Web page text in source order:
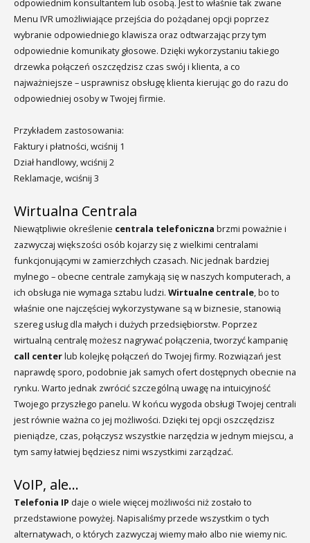
odpowiednim konsultantem lub osobą. Jest to właśnie tak zwane
Menu IVR umożliwiające przejścia do pożądanej opcji poprzez
wybranie odpowiedniego klawisza oraz odtwarzając przy tym
odpowiednie komunikaty głosowe. Dzięki wykorzystaniu takiego
drzewka połączeń oszczędzisz czas swój i klienta, a co
najważniejsze – usprawnisz obsługę klienta kierując go do razu do
odpowiedniej osoby w Twojej firmie.
Przykładem zastosowania:
Faktury i płatności, wciśnij 1
Dział handlowy, wciśnij 2
Reklamacje, wciśnij 3
Wirtualna Centrala
Niewątpliwie określenie centrala telefoniczna brzmi poważnie i
zazwyczaj większości osób kojarzy się z wielkimi centralami
funkcjonującymi w zamierzchłych czasach. Nic jednak bardziej
mylnego – obecne centrale zamykają się w naszych komputerach, a
ich obsługa nie wymaga sztabu ludzi. Wirtualne centrale, bo to
właśnie one najczęściej wykorzystywane są w biznesie, stanowią
szereg usług dla małych i dużych przedsiębiorstw. Poprzez
wirtualną centralę możesz nagrywać połączenia, tworzyć kampanię
call centerlub kolejkę połączeń do Twojej firmy. Rozwiązań jest
naprawdę sporo, podobnie jak samych ofert dostępnych obecnie na
rynku. Warto jednak zwrócić szczególną uwagę na intuicyjność
Twojego przyszłego panelu. W końcu wygoda obsługi Twojej centrali
jest równie ważna co jej możliwości. Dzięki tej opcji oszczędzisz
pieniądze, czas, połączysz wszystkie narzędzia w jednym miejscu, a
tym samy łatwiej będziesz nimi wszystkimi zarządzać.
VoIP, ale…
Telefonia IP daje o wiele więcej możliwości niż zostało to
przedstawione powyżej. Napisaliśmy przede wszystkim o tych
alternatywach, o których zazwyczaj wiemy mało albo nie wiemy nic.